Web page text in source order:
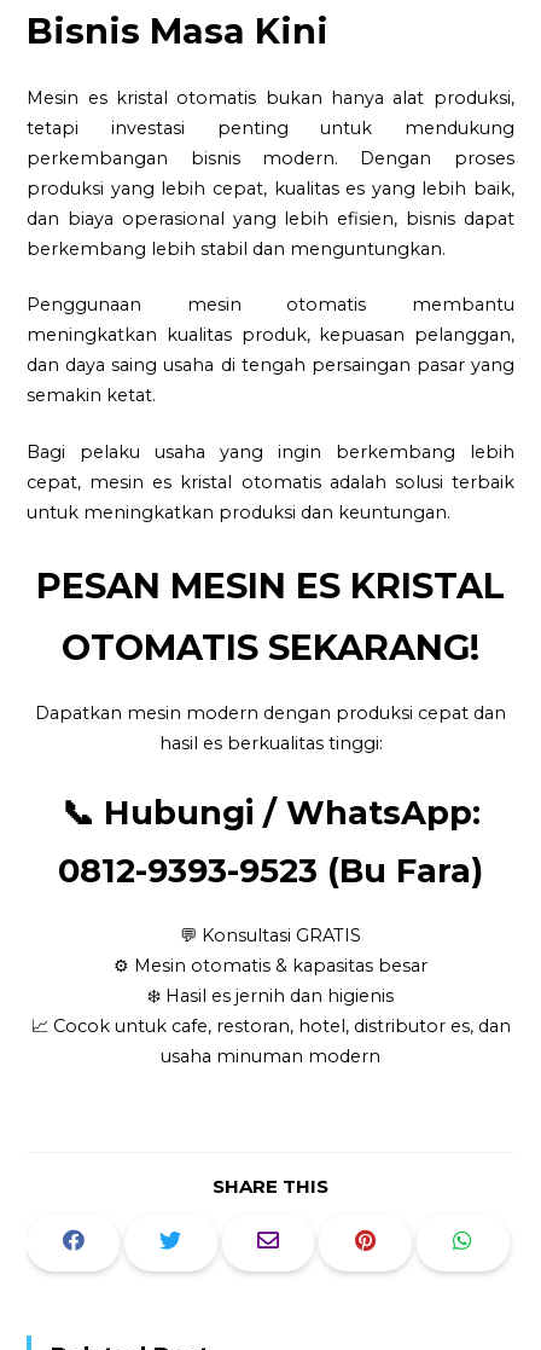
Bisnis Masa Kini
Mesin es kristal otomatis bukan hanya alat produksi,
tetapi investasi penting untuk mendukung
perkembangan bisnis modern. Dengan proses
produksi yang lebih cepat, kualitas es yang lebih baik,
dan biaya operasional yang lebih efisien, bisnis dapat
berkembang lebih stabil dan menguntungkan.
Penggunaan mesin otomatis membantu
meningkatkan kualitas produk, kepuasan pelanggan,
dan daya saing usaha di tengah persaingan pasar yang
semakin ketat.
Bagi pelaku usaha yang ingin berkembang lebih
cepat, mesin es kristal otomatis adalah solusi terbaik
untuk meningkatkan produksi dan keuntungan.
PESAN MESIN ES KRISTAL
OTOMATIS SEKARANG!
Dapatkan mesin modern dengan produksi cepat dan
hasil es berkualitas tinggi:
📞 Hubungi / WhatsApp:
0812-9393-9523 (Bu Fara)
💬 Konsultasi GRATIS
⚙️ Mesin otomatis & kapasitas besar
❄️ Hasil es jernih dan higienis
📈 Cocok untuk cafe, restoran, hotel, distributor es, dan
usaha minuman modern
SHARE THIS